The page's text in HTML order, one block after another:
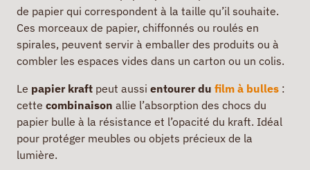
de papier qui correspondent à la taille qu’il souhaite.
Ces morceaux de papier, chiffonnés ou roulés en
spirales, peuvent servir à emballer des produits ou à
combler les espaces vides dans un carton ou un colis.
Le papier kraft peut aussi entourer du film à bulles :
cette combinaison allie l’absorption des chocs du
papier bulle à la résistance et l’opacité du kraft. Idéal
pour protéger meubles ou objets précieux de la
lumière.